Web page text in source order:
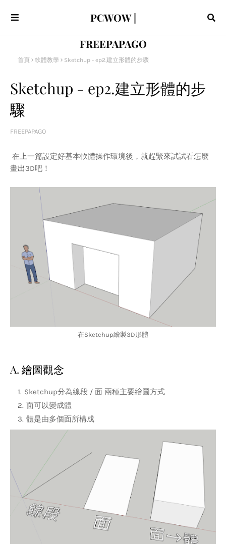
PCWOW |
FREEPAPAGO
首頁 軟體教學 Sketchup - ep2.建立形體的步驟
Sketchup - ep2.建立形體的步
驟
FREEPAPAGO
在上一篇設定好基本軟體操作環境後，就趕緊來試試看怎麼
畫出3D吧！
在Sketchup繪製3D形體
A. 繪圖觀念
Sketchup分為線段 / 面 兩種主要繪圖方式
面可以變成體
體是由多個面所構成